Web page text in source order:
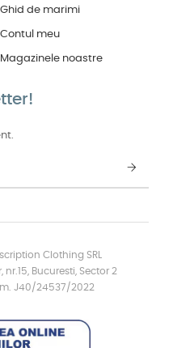
Ghid de marimi
Contul meu
Magazinele noastre
Clothing SRL
Bucuresti, Sector 2
J40/24537/2022